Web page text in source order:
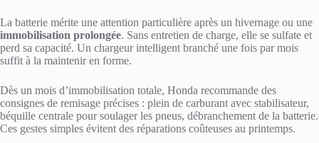
La batterie mérite une attention particulière après un hivernage ou une
immobilisation prolongée. Sans entretien de charge, elle se sulfate et
perd sa capacité. Un chargeur intelligent branché une fois par mois
suffit à la maintenir en forme.
Dès un mois d’immobilisation totale, Honda recommande des
consignes de remisage précises : plein de carburant avec stabilisateur,
béquille centrale pour soulager les pneus, débranchement de la batterie.
Ces gestes simples évitent des réparations coûteuses au printemps.